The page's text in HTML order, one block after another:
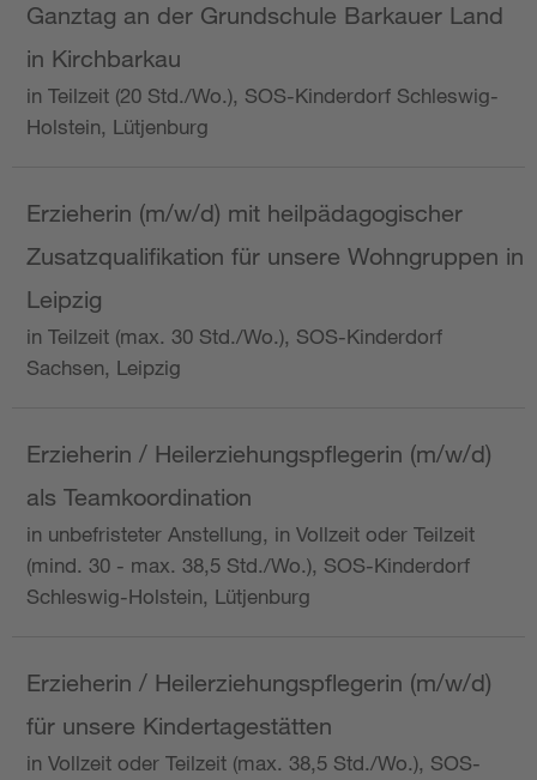
Ganztag an der Grundschule Barkauer Land
in Kirchbarkau
in Teilzeit (20 Std./Wo.), SOS-Kinderdorf Schleswig-
Holstein, Lütjenburg
Erzieherin (m/w/d) mit heilpädagogischer
Zusatzqualifikation für unsere Wohngruppen in
Leipzig
in Teilzeit (max. 30 Std./Wo.), SOS-Kinderdorf
Sachsen, Leipzig
Erzieherin / Heilerziehungspflegerin (m/w/d)
als Teamkoordination
in unbefristeter Anstellung, in Vollzeit oder Teilzeit
(mind. 30 - max. 38,5 Std./Wo.), SOS-Kinderdorf
Schleswig-Holstein, Lütjenburg
Erzieherin / Heilerziehungspflegerin (m/w/d)
für unsere Kindertagestätten
in Vollzeit oder Teilzeit (max. 38,5 Std./Wo.), SOS-